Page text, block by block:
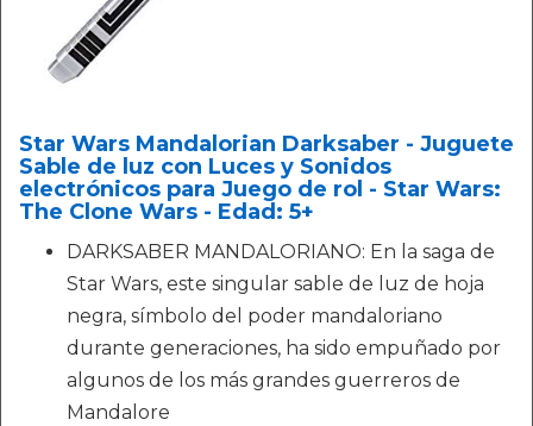
Star Wars Mandalorian Darksaber - Juguete
Sable de luz con Luces y Sonidos
electrónicos para Juego de rol - Star Wars:
The Clone Wars - Edad: 5+
DARKSABER MANDALORIANO: En la saga de
Star Wars, este singular sable de luz de hoja
negra, símbolo del poder mandaloriano
durante generaciones, ha sido empuñado por
algunos de los más grandes guerreros de
Mandalore